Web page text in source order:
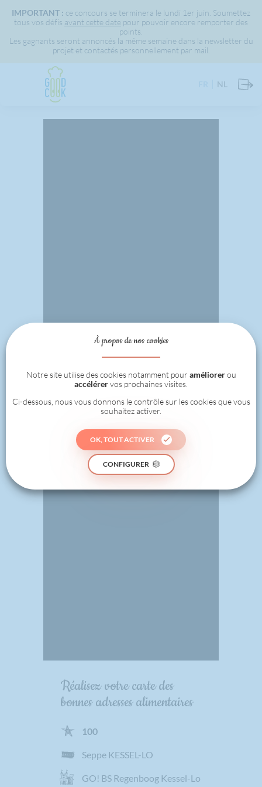
IMPORTANT : ce concours se terminera le lundi 1er juin. Soumettez
tous vos défis avant cette date pour pouvoir encore remporter des
points.
Les gagnants seront annoncés la même semaine dans la newsletter du
projet et contactés personnellement par mail.
NL
Réalisez votre carte des
bonnes adresses alimentaires
100
Seppe KESSEL-LO
GO! BS Regenboog Kessel-Lo
À propos de nos cookies
Notre site utilise des cookies notamment pour améliorerou
accélérervos prochaines visites.
Ci-dessous, nous vous donnons le contrôle sur les cookies que vous
souhaitez activer.
OK, TOUT ACTIVER
CONFIGURER